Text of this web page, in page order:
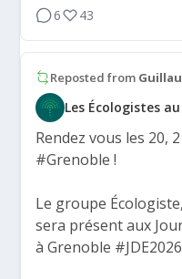
6
43
Reposted from
Les Écologistes
Rendez vous les 20,
#Grenoble !
Le groupe
sera présent aux
à Grenoble #JDE2026